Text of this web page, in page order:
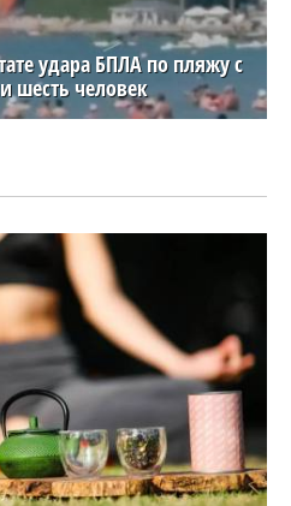
удара БПЛА по пляжу с
человек